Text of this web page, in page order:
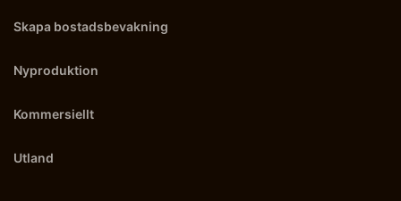
Skapa bostadsbevakning
Nyproduktion
Kommersiellt
Utland